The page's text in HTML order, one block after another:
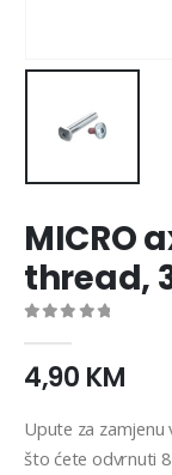
MICRO
thread,
4,90 KM
Upute za zamjenu
što ćete odvrnuti